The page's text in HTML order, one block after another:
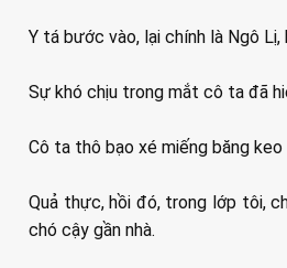
Y tá bước vào, lại chính là Ngô
Sự khó chịu trong mắt cô ta đã
Cô ta thô bạo xé miếng băng
Quả thực, hồi đó, trong lớp tôi,
chó cậy gần nhà.